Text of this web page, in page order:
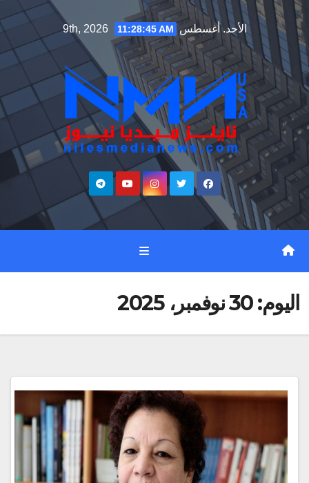
Skip
to
content
الأحد. أغسطس 9th, 2026 11:28:46 AM
اليوم:30 نوفمبر، 2025